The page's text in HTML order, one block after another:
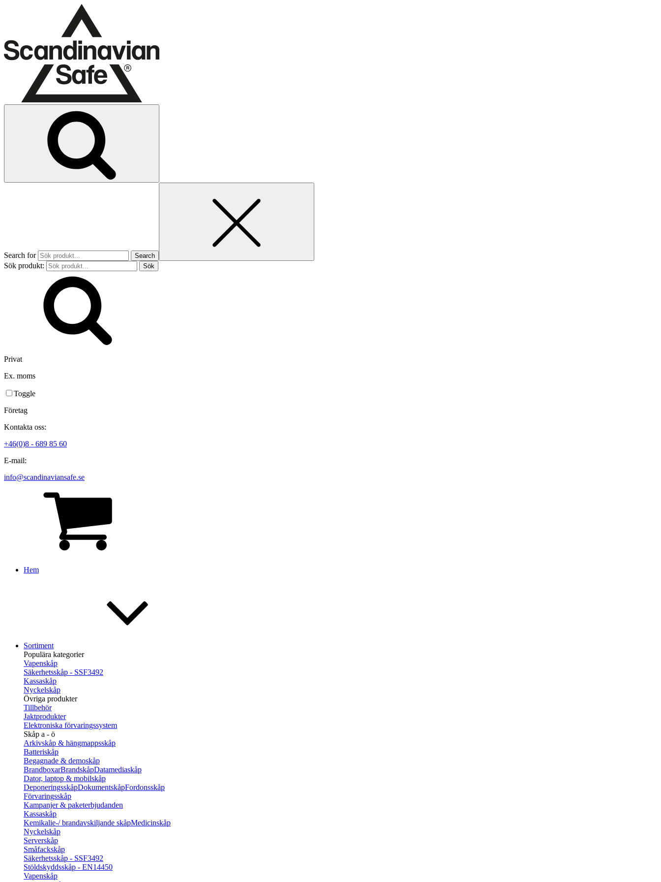
Search for
Sök produkt:
Privat
Ex. moms
Toggle
Företag
Kontakta oss:
+46(0)8 - 689 85 60
E-mail:
info@scandinaviansafe.se
Hem
Sortiment
Populära kategorier
Vapenskåp
Säkerhetsskåp - SSF3492
Kassaskåp
Nyckelskåp
Övriga produkter
Tillbehör
Jaktprodukter
Elektroniska förvaringssystem
Skåp a - ö
Arkivskåp & hängmappsskåp
Batteriskåp
Begagnade & demoskåp
BrandboxarBrandskåpDatamediaskåp
Dator, laptop & mobilskåp
DeponeringsskåpDokumentskåpFordonsskåp
Förvaringsskåp
Kampanjer & paketerbjudanden
Kassaskåp
Kemikalie-/ brandavskiljande skåpMedicinskåp
Nyckelskåp
Serverskåp
Småfackskåp
Säkerhetsskåp - SSF3492
Stöldskyddsskåp - EN14450
Vapenskåp